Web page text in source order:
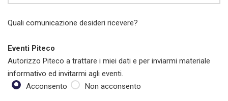
Quali comunicazione desideri ricevere?
Eventi Piteco
Autorizzo Piteco a trattare i miei dati e per inviarmi materiale
informativo ed invitarmi agli eventi.
Acconsento
Non acconsento